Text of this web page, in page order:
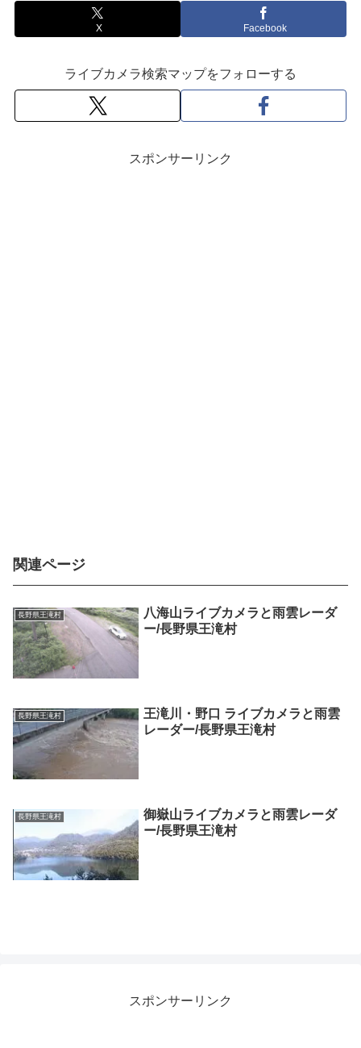
X Facebook
ライブカメラ検索マップをフォローする
スポンサーリンク
関連ページ
長野県王滝村
八海山ライブカメラと雨雲レーダ
ー/長野県王滝村
長野県王滝村
王滝川・野口 ライブカメラと雨雲
レーダー/長野県王滝村
長野県王滝村
御嶽山ライブカメラと雨雲レーダ
ー/長野県王滝村
スポンサーリンク